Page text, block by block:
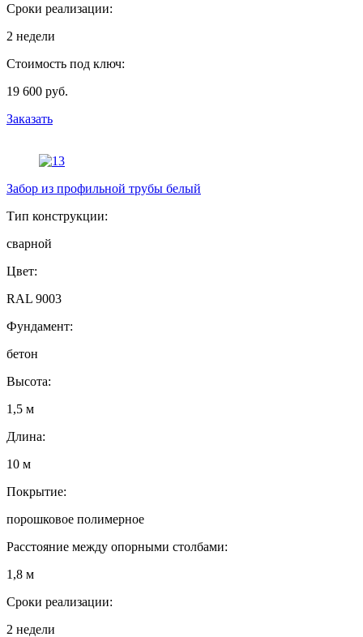
Сроки реализации:
2 недели
Стоимость под ключ:
19 600 руб.
Заказать
Забор из профильной трубы белый
Тип конструкции:
сварной
Цвет:
RAL 9003
Фундамент:
бетон
Высота:
1,5 м
Длина:
10 м
Покрытие:
порошковое полимерное
Расстояние между опорными столбами:
1,8 м
Сроки реализации:
2 недели